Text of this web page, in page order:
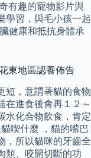
有趣的寵物影片與
學習，與毛小孩一起
健康和抵抗身體承
東地區認養佈告
短，意謂著貓的食物
在進食後會再１２～
水化合物飲食，肯定
喫什麼 ，貓的嘴巴
，所以貓咪的牙齒全
類、咬開切斷的功